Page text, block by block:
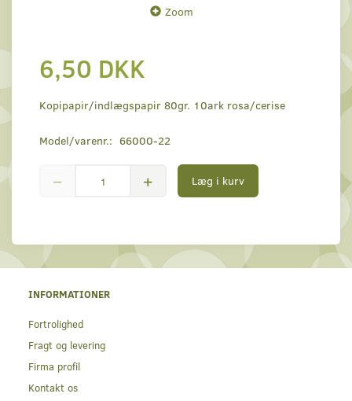
Zoom
6,50 DKK
Kopipapir/indlægspapir 80gr. 10ark rosa/cerise
Model/varenr.: 66000-22
Læg i kurv
INFORMATIONER
Fortrolighed
Fragt og levering
Firma profil
Kontakt os